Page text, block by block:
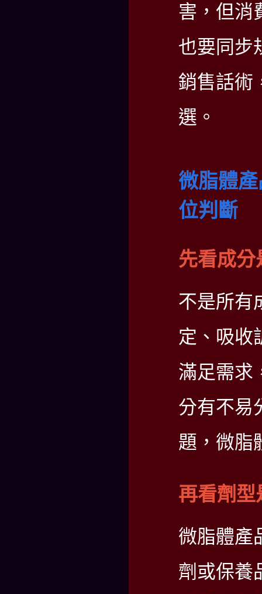
害，但消
也要同步
銷售話術
選。
微脂體
位判斷
先看成
不是所有
定、吸收
滿足需求
分有不易
題，微脂
再看劑型
微脂體產
劑或保養